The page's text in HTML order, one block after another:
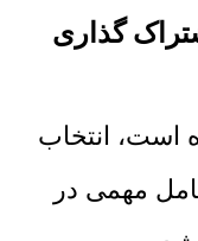
گذاری
است، انتخاب
مهمی در